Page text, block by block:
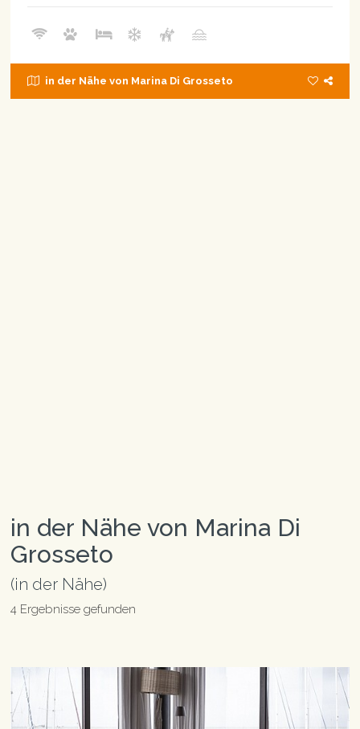
in der Nähe von Marina Di Grosseto
in der Nähe von Marina Di
Grosseto
(in der Nähe)
4 Ergebnisse gefunden